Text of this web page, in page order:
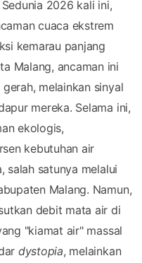
2026 kali ini,
cuaca ekstrem
kemarau panjang
Malang, ancaman ini
melainkan sinyal
mereka. Selama ini,
ekologis,
kebutuhan air
salah satunya melalui
Malang. Namun,
debit mata air di
"kiamat air" massal
dystopia, melainkan